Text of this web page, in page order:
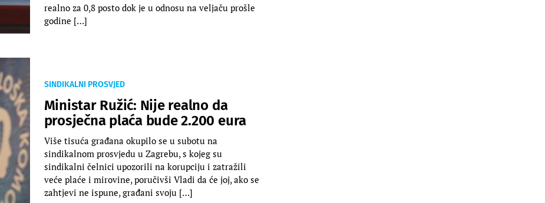
realno za 0,8 posto dok je u odnosu na veljaču prošle
godine […]
SINDIKALNI PROSVJED
Ministar Ružić: Nije realno da
prosječna plaća bude 2.200 eura
Više tisuća građana okupilo se u subotu na
sindikalnom prosvjedu u Zagrebu, s kojeg su
sindikalni čelnici upozorili na korupciju i zatražili
veće plaće i mirovine, poručivši Vladi da će joj, ako se
zahtjevi ne ispune, građani svoju […]